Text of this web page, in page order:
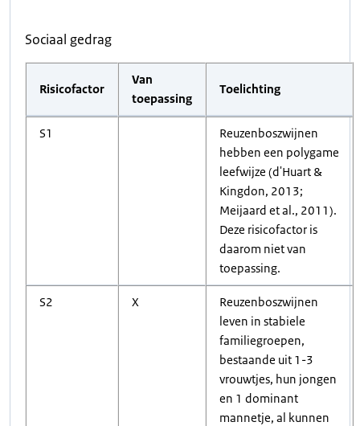
Sociaal gedrag
Risicofactor
Van
toepassing
Toelichting
S1
Reuzenboszwijnen
hebben een polygame
leefwijze (d'Huart &
Kingdon, 2013;
Meijaard et al., 2011).
Deze risicofactor is
daarom niet van
toepassing.
S2 X
Reuzenboszwijnen
leven in stabiele
familiegroepen,
bestaande uit 1-3
vrouwtjes, hun jongen
en 1 dominant
mannetje, al kunnen